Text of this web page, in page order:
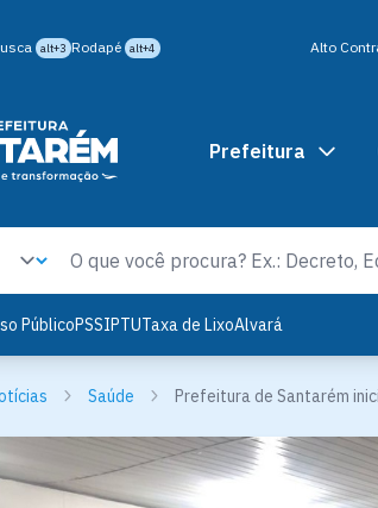
alt+3 Rodapé alt+4 Alto
Prefeitura
PúblicoPSSIPTUTaxa de LixoAlvará
Saúde Prefeitura de Santarém